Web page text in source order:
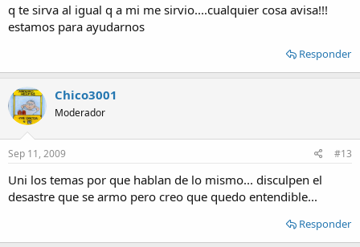
q te sirva al igual q a mi me sirvio....cualquier cosa avisa!!!
estamos para ayudarnos
Responder
Chico3001
Moderador
Sep 11, 2009 #13
Uni los temas por que hablan de lo mismo... disculpen el
desastre que se armo pero creo que quedo entendible...
Responder